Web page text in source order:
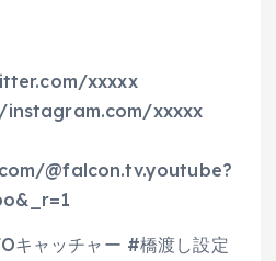
xxxxx
xxxxx
@falcon.tv.youtube?
キャッチャー #橋渡し設定